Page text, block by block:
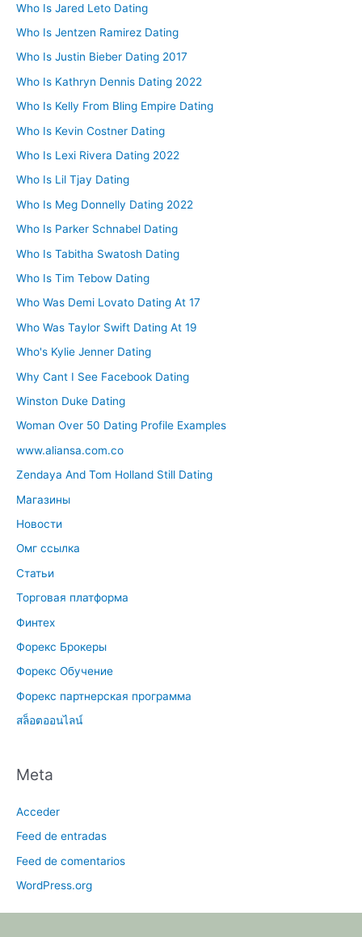
Who Is Jared Leto Dating
Who Is Jentzen Ramirez Dating
Who Is Justin Bieber Dating 2017
Who Is Kathryn Dennis Dating 2022
Who Is Kelly From Bling Empire Dating
Who Is Kevin Costner Dating
Who Is Lexi Rivera Dating 2022
Who Is Lil Tjay Dating
Who Is Meg Donnelly Dating 2022
Who Is Parker Schnabel Dating
Who Is Tabitha Swatosh Dating
Who Is Tim Tebow Dating
Who Was Demi Lovato Dating At 17
Who Was Taylor Swift Dating At 19
Who's Kylie Jenner Dating
Why Cant I See Facebook Dating
Winston Duke Dating
Woman Over 50 Dating Profile Examples
www.aliansa.com.co
Zendaya And Tom Holland Still Dating
Магазины
Новости
Омг ссылка
Статьи
Торговая платформа
Финтех
Форекс Брокеры
Форекс Обучение
Форекс партнерская программа
สล็อตออนไลน์
Meta
Acceder
Feed de entradas
Feed de comentarios
WordPress.org